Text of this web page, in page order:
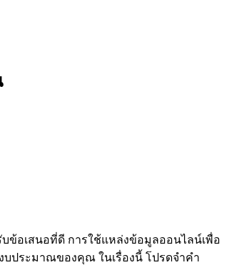
ข้อเสนอที่ดี การใช้แหล่งข้อมูลออนไลน์เพื่อ
ประมาณของคุณ ในเรื่องนี้ โปรดจำคำ